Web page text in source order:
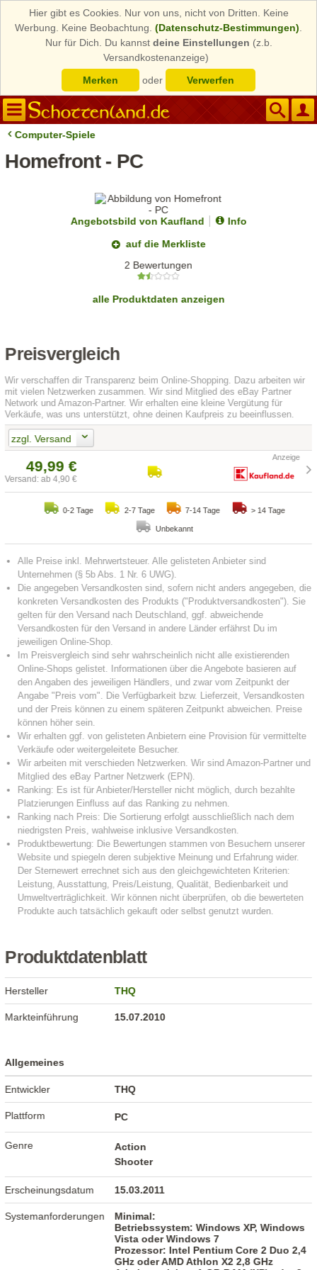
Hier gibt es Cookies. Nur von uns, nicht von Dritten. Keine
Werbung. Keine Beobachtung. (Datenschutz-Bestimmungen)
Nur für Dich. Du kannst deine Einstellungen (z.b.
Versandkostenanzeige)
Merken
oder Verwerfen
Computer-Spiele
Homefront - PC
Angebotsbild von Kaufland
Info
auf die Merkliste
2 Bewertungen
alle Produktdaten anzeigen
Preisvergleich
Wir verschaffen dir Transparenz beim Online-Shopping. Dazu arbeiten wir
mit vielen Netzwerken zusammen. Wir sind Mitglied des eBay Partner
Network und Amazon-Partner. Wir erhalten eine kleine Vergütung für
Verkäufe, was uns unterstützt, ohne deinen Kaufpreis zu beeinflussen.
zzgl. Versand
49,99 €
Versand: ab 4,90 €
0-2 Tage 2-7 Tage 7-14 Tage > 14 Tage
Unbekannt
Produktdatenblatt
Hersteller THQ
Markteinführung 15.07.2010
Allgemeines
Entwickler THQ
Plattform PC
Genre
Action
Shooter
Erscheinungsdatum 15.03.2011
Systemanforderungen
Minimal:
Betriebssystem: Windows XP, Windows
Vista oder Windows 7
Prozessor: Intel Pentium Core 2 Duo 2,4
GHz oder AMD Athlon X2 2,8 GHz